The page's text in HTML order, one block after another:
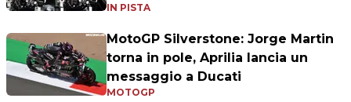
IN PISTA
MotoGP Silverstone: Jorge Martin
torna in pole, Aprilia lancia un
messaggio a Ducati
MOTOGP